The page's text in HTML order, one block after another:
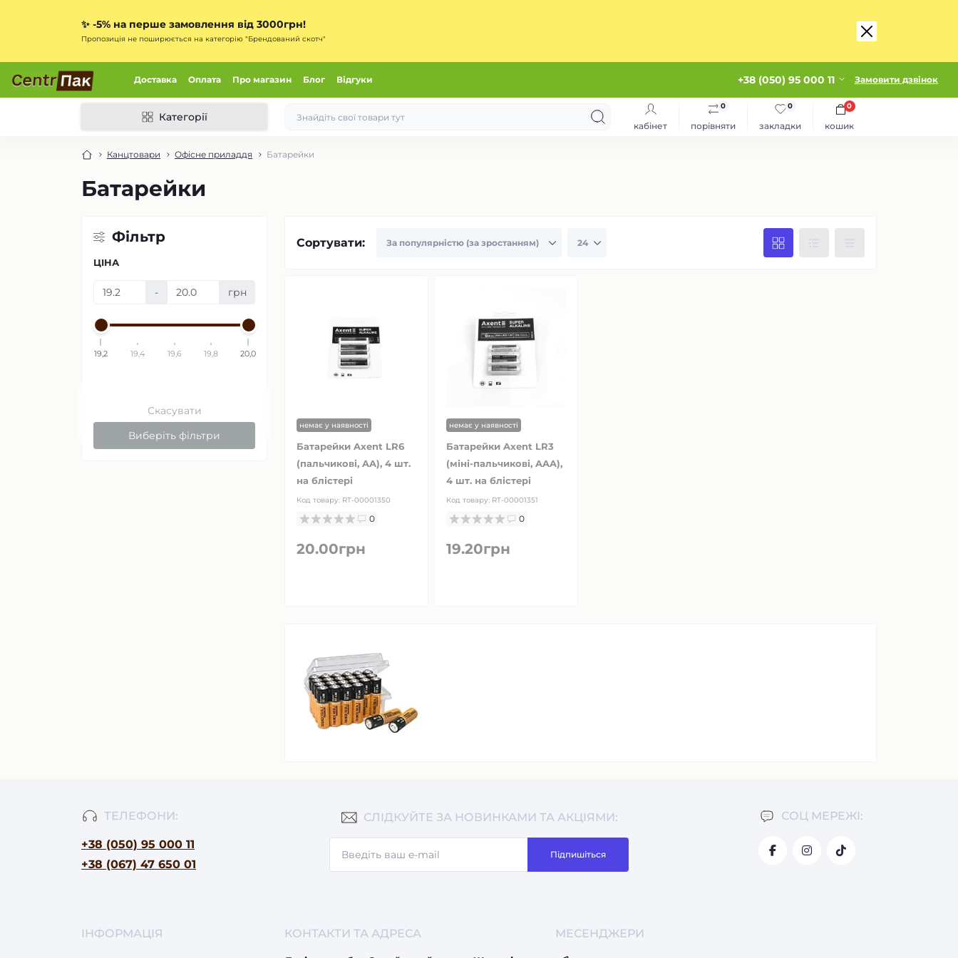
✨ -5% на перше замовлення від 3000грн!
Пропозиція не поширюється на категорію "Брендований скотч"
Доставка Оплата Про магазин Блог Відгуки +38 (050) 95 000 11 Замовити дзвінок
Категорії
кабінет порівняти
0
закладки
0
кошик
0
Канцтовари Офісне приладдя Батарейки
Батарейки
Фільтр
ЦІНА
- грн
19,2 19,4 19,6 19,8 20,0
Скасувати
Виберіть фільтри
Сортувати:
немає у наявності
Батарейки Axent LR6
(пальчикові, AA), 4 шт.
на блістері
Код товару: RT-00001350
0
20.00грн
немає у наявності
Батарейки Axent LR3
(міні-пальчикові, AAA),
4 шт. на блістері
Код товару: RT-00001351
0
19.20грн
ТЕЛЕФОНИ:
+38 (050) 95 000 11
+38 (067) 47 650 01
СОЦ МЕРЕЖІ:
СЛІДКУЙТЕ ЗА НОВИНКАМИ ТА АКЦІЯМИ:
Підпишіться
ІНФОРМАЦІЯ КОНТАКТИ ТА АДРЕСА МЕСЕНДЖЕРИ